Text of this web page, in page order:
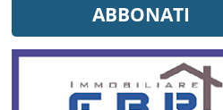
ABBONATI